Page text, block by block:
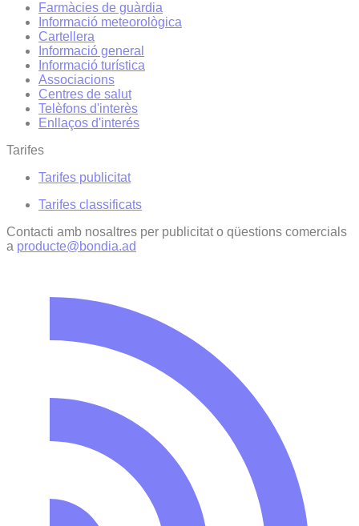
Farmàcies de guàrdia
Informació meteorològica
Cartellera
Informació general
Informació turística
Associacions
Centres de salut
Telèfons d'interès
Enllaços d'interés
Tarifes
Tarifes publicitat
Tarifes classificats
Contacti amb nosaltres per publicitat o qüestions comercials
a producte@bondia.ad